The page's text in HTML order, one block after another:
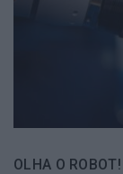
OLHA O ROBOT!